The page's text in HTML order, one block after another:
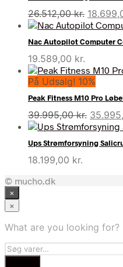
26.512,00kr. Den
var:
Nac Autopilot Computer
19.589,00 kr.
På Udsalg! 10%
Peak Fitness M10 Pro
39.995,00kr. Den
pris
var:
Ups Strømforsyning
18.199,00 kr.
© mucho.dk
×
×
What are you looking for?